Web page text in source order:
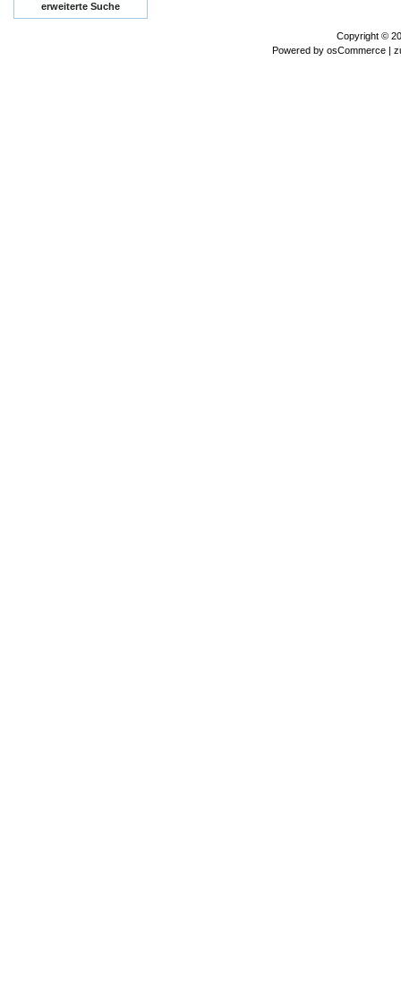
erweiterte Suche
Copyright ©
Powered by osCommerce |